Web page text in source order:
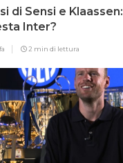
di Sensi e
Inter?
2 min di lettura